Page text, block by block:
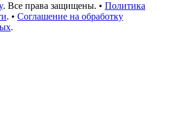
. Все права защищены. • Политика
. • Соглашение на обработку
.